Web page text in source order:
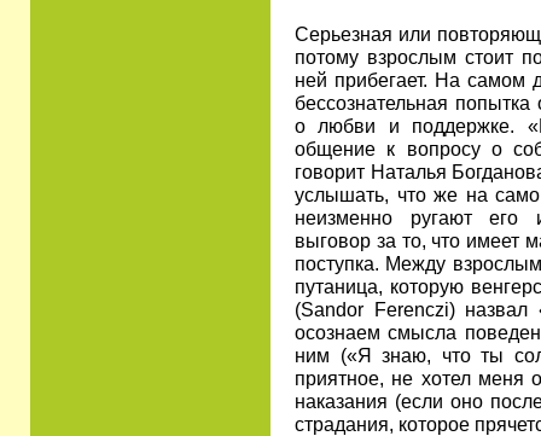
Серьезная или
потому взрослым стоит
ней прибегает. На самом
бессознательная
о любви и поддержке.
общение к вопросу о
говорит Наталья
услышать, что же на
неизменно ругают его
выговор за то, что имеет
поступка. Между
путаница, которую
(Sandor Ferenczi)
осознаем смысла
ним («Я знаю, что ты
приятное, не хотел меня
наказания (если оно
страдания, которое